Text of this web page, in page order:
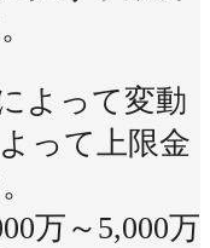
よって変動
って上限金
万～5,000万